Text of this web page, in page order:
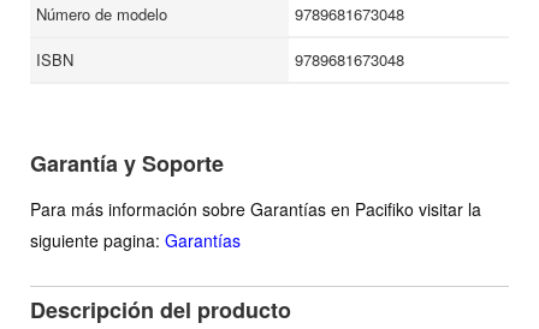
las generaciones futuras.
Número de modelo
9789681673048
ISBN
9789681673048
Garantía y Soporte
Para más información sobre Garantías en Pacifiko visitar la
siguiente pagina: Garantías
Descripción del producto